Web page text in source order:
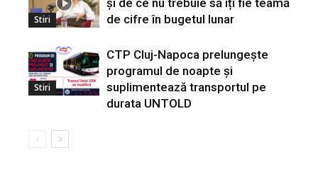
Stiri
și de ce nu trebuie să îți fie teamă
de cifre în bugetul lunar
Stiri
CTP Cluj-Napoca prelungește
programul de noapte și
suplimentează transportul pe
durata UNTOLD